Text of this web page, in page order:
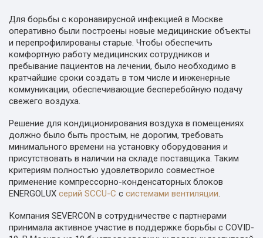
Для борьбы с коронавирусной инфекцией в Москве
оперативно были построены новые медицинские объекты
и перепрофилированы старые. Чтобы обеспечить
комфортную работу медицинских сотрудников и
пребывание пациентов на лечении, было необходимо в
кратчайшие сроки создать в том числе и инженерные
коммуникации, обеспечивающие бесперебойную подачу
свежего воздуха.
Решение для кондиционирования воздуха в помещениях
должно было быть простым, не дорогим, требовать
минимального времени на установку оборудования и
присутствовать в наличии на складе поставщика. Таким
критериям полностью удовлетворило совместное
применение компрессорно-конденсаторных блоков
ENERGOLUX серий SCCU-C с системами вентиляции.
Компания SEVERCON в сотрудничестве с партнерами
принимала активное участие в поддержке борьбы с COVID-